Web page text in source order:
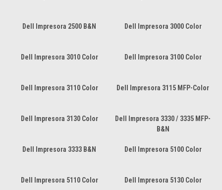
Dell Impresora 2500 B&N Dell Impresora 3000 Color
Dell Impresora 3010 Color Dell Impresora 3100 Color
Dell Impresora 3110 Color Dell Impresora 3115 MFP-Color
Dell Impresora 3130 Color
Dell Impresora 3330 / 3335 MFP-
B&N
Dell Impresora 3333 B&N Dell Impresora 5100 Color
Dell Impresora 5110 Color Dell Impresora 5130 Color